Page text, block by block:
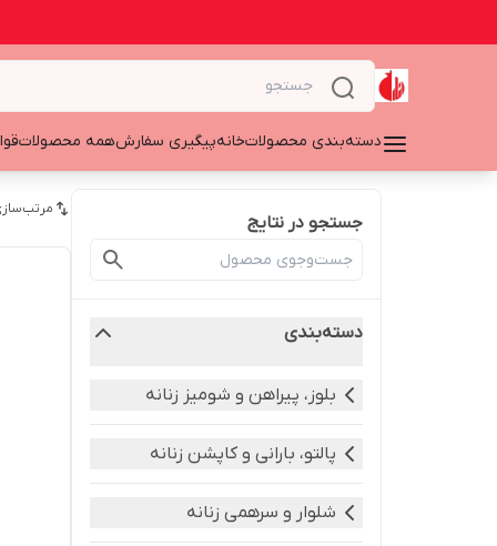
دسته‌بندی محصولاتخانهپیگیری سفارشهمه محصولات
جستجو در نتایج
دسته‌بندی
بلوز، پیراهن و شومیز زنانه
پالتو، بارانی و کاپشن زنانه
شلوار و سرهمی زنانه